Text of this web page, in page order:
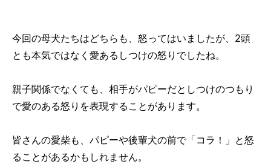
今回の母犬たちはどちらも、怒ってはいましたが、2頭
とも本気ではなく愛あるしつけの怒りでしたね。
親子関係でなくても、相手がパピーだとしつけのつもり
で愛のある怒りを表現することがあります。
皆さんの愛柴も、パピーや後輩犬の前で「コラ！」と怒
ることがあるかもしれません。